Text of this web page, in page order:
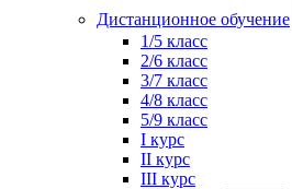
Дистанционное обучение
1/5 класс
2/6 класс
3/7 класс
4/8 класс
5/9 класс
I курс
II курс
III курс